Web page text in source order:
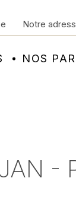
NOS
Notre
-